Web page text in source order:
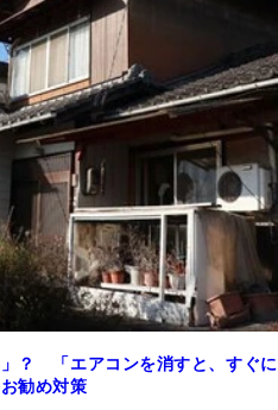
？ 「エアコンを消すと、すぐに
勧め対策